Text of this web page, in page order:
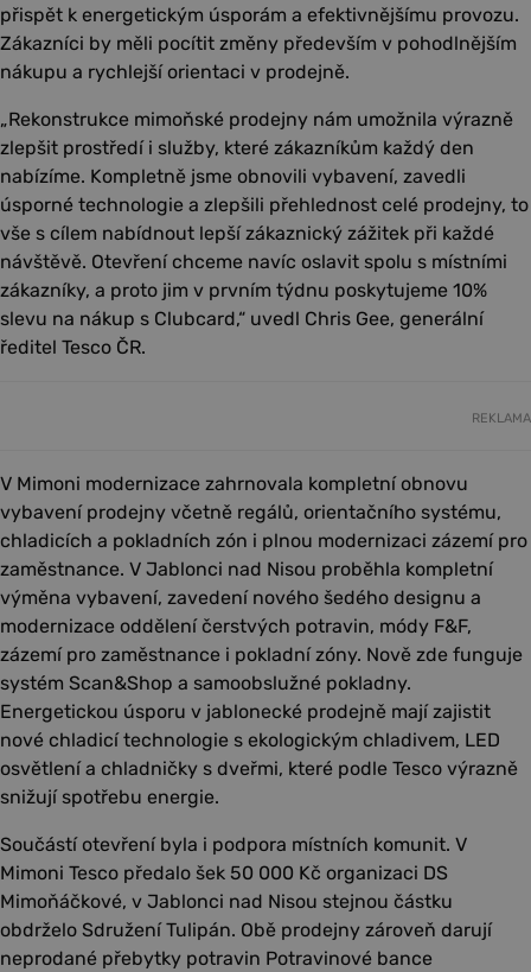
přispět k energetickým úsporám a efektivnějšímu provozu.
Zákazníci by měli pocítit změny především v pohodlnějším
nákupu a rychlejší orientaci v prodejně.
„Rekonstrukce mimoňské prodejny nám umožnila výrazně
zlepšit prostředí i služby, které zákazníkům každý den
nabízíme. Kompletně jsme obnovili vybavení, zavedli
úsporné technologie a zlepšili přehlednost celé prodejny, to
vše s cílem nabídnout lepší zákaznický zážitek při každé
návštěvě. Otevření chceme navíc oslavit spolu s místními
zákazníky, a proto jim v prvním týdnu poskytujeme 10%
slevu na nákup s Clubcard,“ uvedl Chris Gee, generální
ředitel Tesco ČR.
REKLAMA
V Mimoni modernizace zahrnovala kompletní obnovu
vybavení prodejny včetně regálů, orientačního systému,
chladicích a pokladních zón i plnou modernizaci zázemí pro
zaměstnance. V Jablonci nad Nisou proběhla kompletní
výměna vybavení, zavedení nového šedého designu a
modernizace oddělení čerstvých potravin, módy F&F,
zázemí pro zaměstnance i pokladní zóny. Nově zde funguje
systém Scan&Shop a samoobslužné pokladny.
Energetickou úsporu v jablonecké prodejně mají zajistit
nové chladicí technologie s ekologickým chladivem, LED
osvětlení a chladničky s dveřmi, které podle Tesco výrazně
snižují spotřebu energie.
Součástí otevření byla i podpora místních komunit. V
Mimoni Tesco předalo šek 50 000 Kč organizaci DS
Mimoňáčkové, v Jablonci nad Nisou stejnou částku
obdrželo Sdružení Tulipán. Obě prodejny zároveň darují
neprodané přebytky potravin Potravinové bance